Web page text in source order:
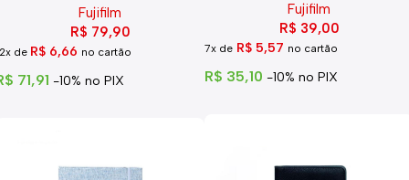
Fujifilm
R$ 79,90
de R$ 6,66 no cartão
71,91 -10% no PIX
Fujifilm
R$ 39,00
7x de R$ 5,57 no cartão
R$ 35,10 -10% no PIX